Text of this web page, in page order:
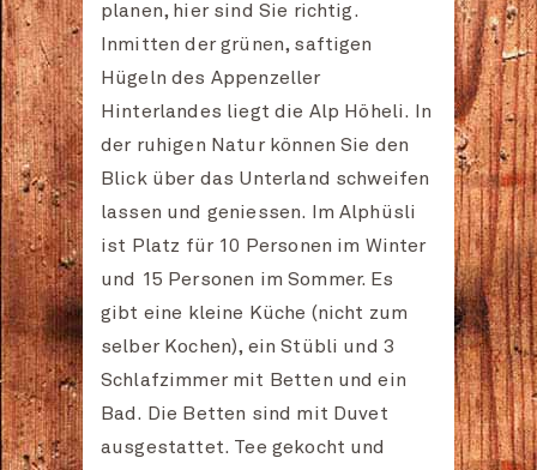
planen, hier sind Sie richtig.
Inmitten der grünen, saftigen
Hügeln des Appenzeller
Hinterlandes liegt die Alp Höheli. In
der ruhigen Natur können Sie den
Blick über das Unterland schweifen
lassen und geniessen. Im Alphüsli
ist Platz für 10 Personen im Winter
und 15 Personen im Sommer. Es
gibt eine kleine Küche (nicht zum
selber Kochen), ein Stübli und 3
Schlafzimmer mit Betten und ein
Bad. Die Betten sind mit Duvet
ausgestattet. Tee gekocht und